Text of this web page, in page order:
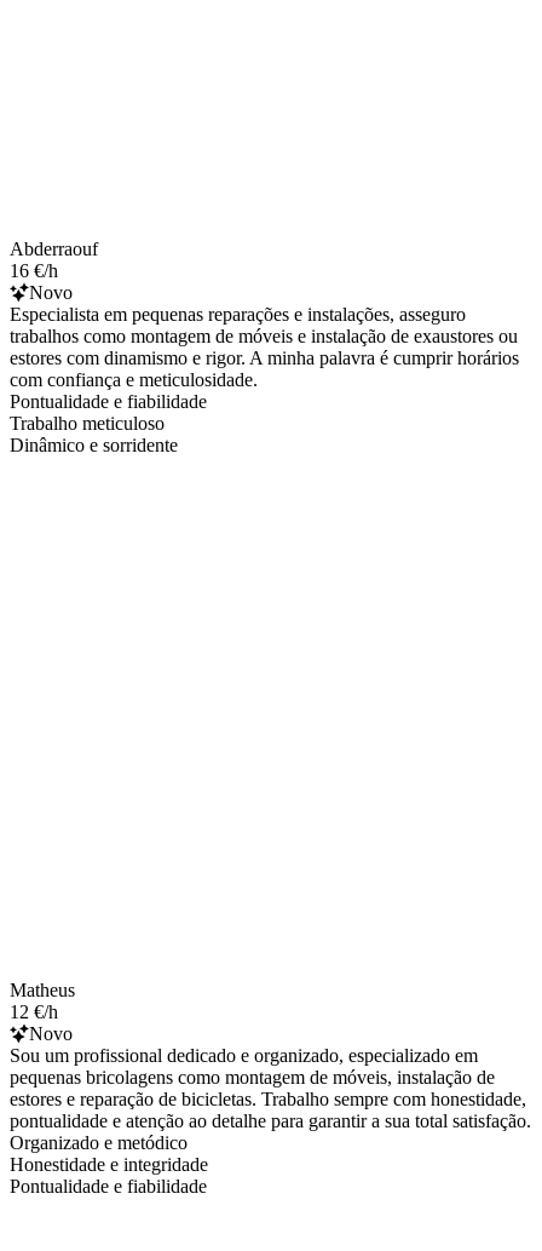
Abderraouf
16 €/h
Novo
Especialista em pequenas reparações e instalações, asseguro
trabalhos como montagem de móveis e instalação de exaustores ou
estores com dinamismo e rigor. A minha palavra é cumprir horários
com confiança e meticulosidade.
Pontualidade e fiabilidade
Trabalho meticuloso
Dinâmico e sorridente
Matheus
12 €/h
Novo
Sou um profissional dedicado e organizado, especializado em
pequenas bricolagens como montagem de móveis, instalação de
estores e reparação de bicicletas. Trabalho sempre com honestidade,
pontualidade e atenção ao detalhe para garantir a sua total satisfação.
Organizado e metódico
Honestidade e integridade
Pontualidade e fiabilidade